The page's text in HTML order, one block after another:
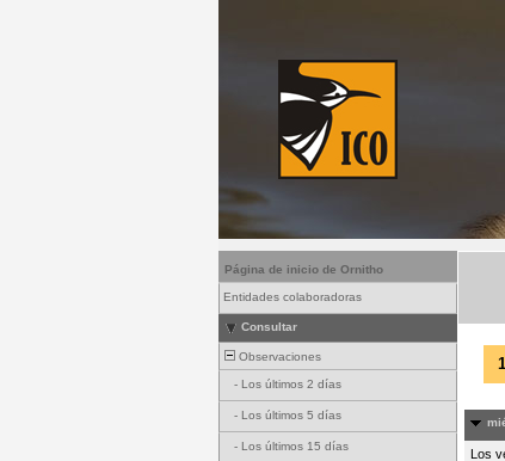
Página de inicio de Ornitho
Entidades colaboradoras
Consultar
Observaciones
- Los últimos 2 días
- Los últimos 5 días
- Los últimos 15 días
1
Los